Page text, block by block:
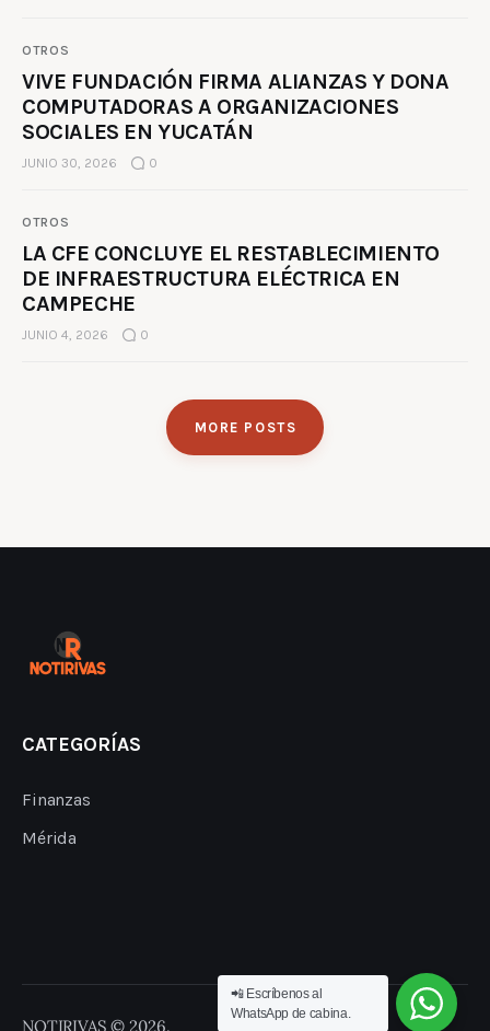
OTROS
VIVE FUNDACIÓN FIRMA ALIANZAS Y DONA
COMPUTADORAS A ORGANIZACIONES
SOCIALES EN YUCATÁN
JUNIO 30, 2026 0
OTROS
LA CFE CONCLUYE EL RESTABLECIMIENTO
DE INFRAESTRUCTURA ELÉCTRICA EN
CAMPECHE
JUNIO 4, 2026 0
MORE POSTS
CATEGORÍAS
Finanzas
Mérida
NOTIRIVAS © 2026.
📲 Escríbenos al
WhatsApp de cabina.